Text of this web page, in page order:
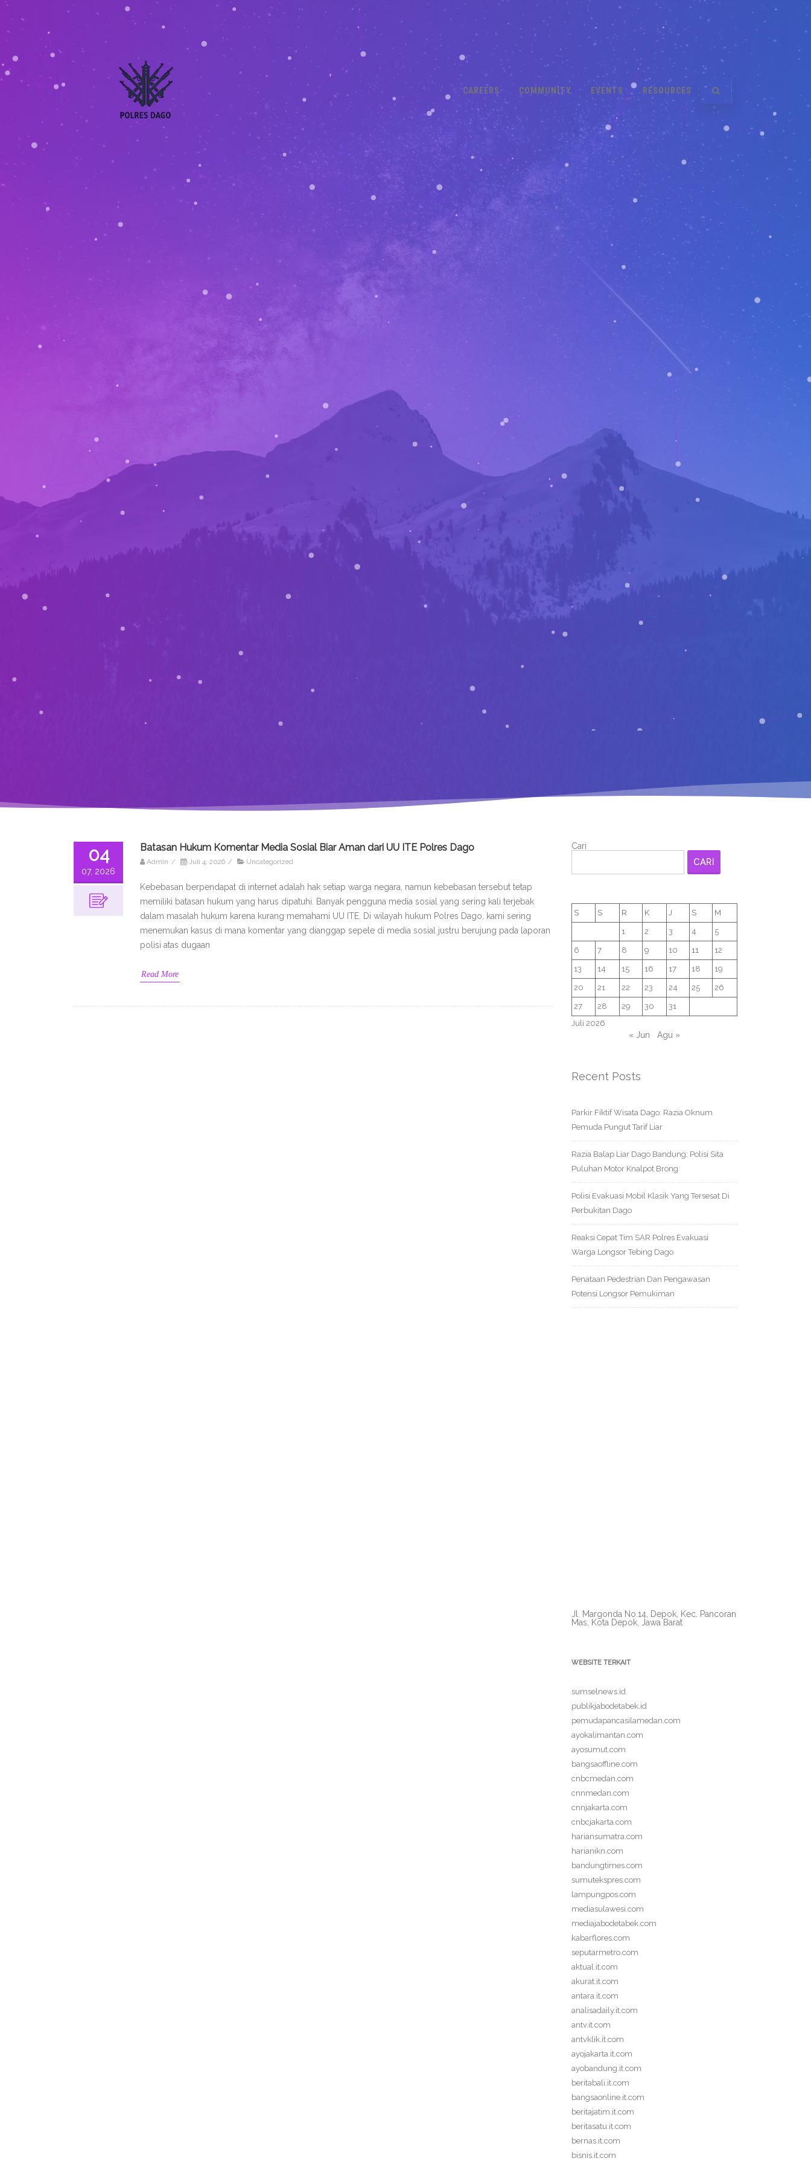
CAREERS COMMUNITY EVENTS RESOURCES
04
07, 2026
Batasan Hukum Komentar Media Sosial Biar Aman dari UU ITE Polres Dago
Admin / Juli 4, 2026 / Uncategorized
Kebebasan berpendapat di internet adalah hak setiap warga negara, namun kebebasan tersebut tetap
memiliki batasan hukum yang harus dipatuhi. Banyak pengguna media sosial yang sering kali terjebak
dalam masalah hukum karena kurang memahami UU ITE. Di wilayah hukum Polres Dago, kami sering
menemukan kasus di mana komentar yang dianggap sepele di media sosial justru berujung pada laporan
polisi atas dugaan
Read More
Cari
CARI
Juli 2026
S S R K J S M
1 2 3 4 5
6 7 8 9 10 11 12
13 14 15 16 17 18 19
20 21 22 23 24 25 26
27 28 29 30 31
« Jun Agu »
Recent Posts
Parkir Fiktif Wisata Dago: Razia Oknum
Pemuda Pungut Tarif Liar
Razia Balap Liar Dago Bandung: Polisi Sita
Puluhan Motor Knalpot Brong
Polisi Evakuasi Mobil Klasik Yang Tersesat Di
Perbukitan Dago
Reaksi Cepat Tim SAR Polres Evakuasi
Warga Longsor Tebing Dago
Penataan Pedestrian Dan Pengawasan
Potensi Longsor Pemukiman
Jl. Margonda No.14, Depok, Kec. Pancoran
Mas, Kota Depok, Jawa Barat
WEBSITE TERKAIT
sumselnews.id
publikjabodetabek.id
pemudapancasilamedan.com
ayokalimantan.com
ayosumut.com
bangsaoffline.com
cnbcmedan.com
cnnmedan.com
cnnjakarta.com
cnbcjakarta.com
hariansumatra.com
harianikn.com
bandungtimes.com
sumutekspres.com
lampungpos.com
mediasulawesi.com
mediajabodetabek.com
kabarflores.com
seputarmetro.com
aktual.it.com
akurat.it.com
antara.it.com
analisadaily.it.com
antv.it.com
antvklik.it.com
ayojakarta.it.com
ayobandung.it.com
beritabali.it.com
bangsaonline.it.com
beritajatim.it.com
beritasatu.it.com
bernas.it.com
bisnis.it.com